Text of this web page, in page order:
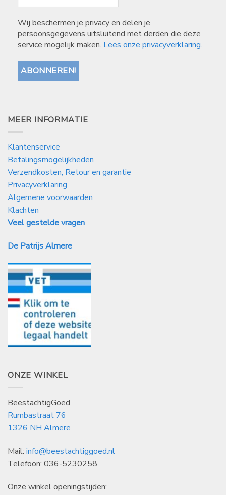
Wij beschermen je privacy en delen je
persoonsgegevens uitsluitend met derden die deze
service mogelijk maken. Lees onze privacyverklaring.
MEER INFORMATIE
Klantenservice
Betalingsmogelijkheden
Verzendkosten, Retour en garantie
Privacyverklaring
Algemene voorwaarden
Klachten
Veel gestelde vragen
De Patrijs Almere
ONZE WINKEL
BeestachtigGoed
Rumbastraat 76
1326 NH Almere
Mail: info@beestachtiggoed.nl
Telefoon: 036-5230258
Onze winkel openingstijden: